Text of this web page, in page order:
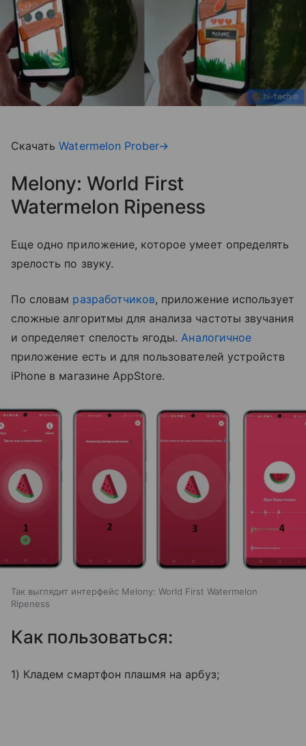
СкачатьWatermelon Prober→
Melony: World First
Watermelon Ripeness
Еще одно приложение, которое умеет определять
зрелость по звуку.
По словам разработчиков, приложение использует
сложные алгоритмы для анализа частоты звучания
и определяет спелость ягоды. Аналогичное
приложение есть и для пользователей устройств
iPhone в магазине AppStore.
Так выглядит интерфейс Melony: World First Watermelon
Ripeness
Как пользоваться:
1) Кладем смартфон плашмя на арбуз;